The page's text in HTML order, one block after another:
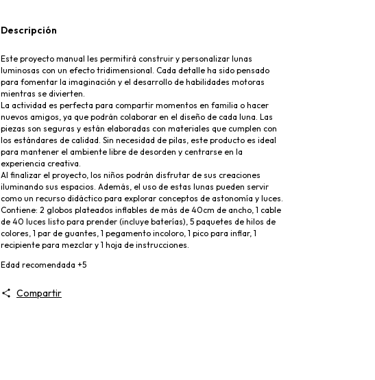
Descripción
Este proyecto manual les permitirá construir y personalizar lunas
luminosas con un efecto tridimensional. Cada detalle ha sido pensado
para fomentar la imaginación y el desarrollo de habilidades motoras
mientras se divierten.
La actividad es perfecta para compartir momentos en familia o hacer
nuevos amigos, ya que podrán colaborar en el diseño de cada luna. Las
piezas son seguras y están elaboradas con materiales que cumplen con
los estándares de calidad. Sin necesidad de pilas, este producto es ideal
para mantener el ambiente libre de desorden y centrarse en la
experiencia creativa.
Al finalizar el proyecto, los niños podrán disfrutar de sus creaciones
iluminando sus espacios. Además, el uso de estas lunas pueden servir
como un recurso didáctico para explorar conceptos de astonomía y luces.
Contiene: 2 globos plateados inflables de más de 40cm de ancho, 1 cable
de 40 luces listo para prender (incluye baterías), 5 paquetes de hilos de
colores, 1 par de guantes, 1 pegamento incoloro, 1 pico para inflar, 1
recipiente para mezclar y 1 hoja de instrucciones.
Edad recomendada +5
Compartir